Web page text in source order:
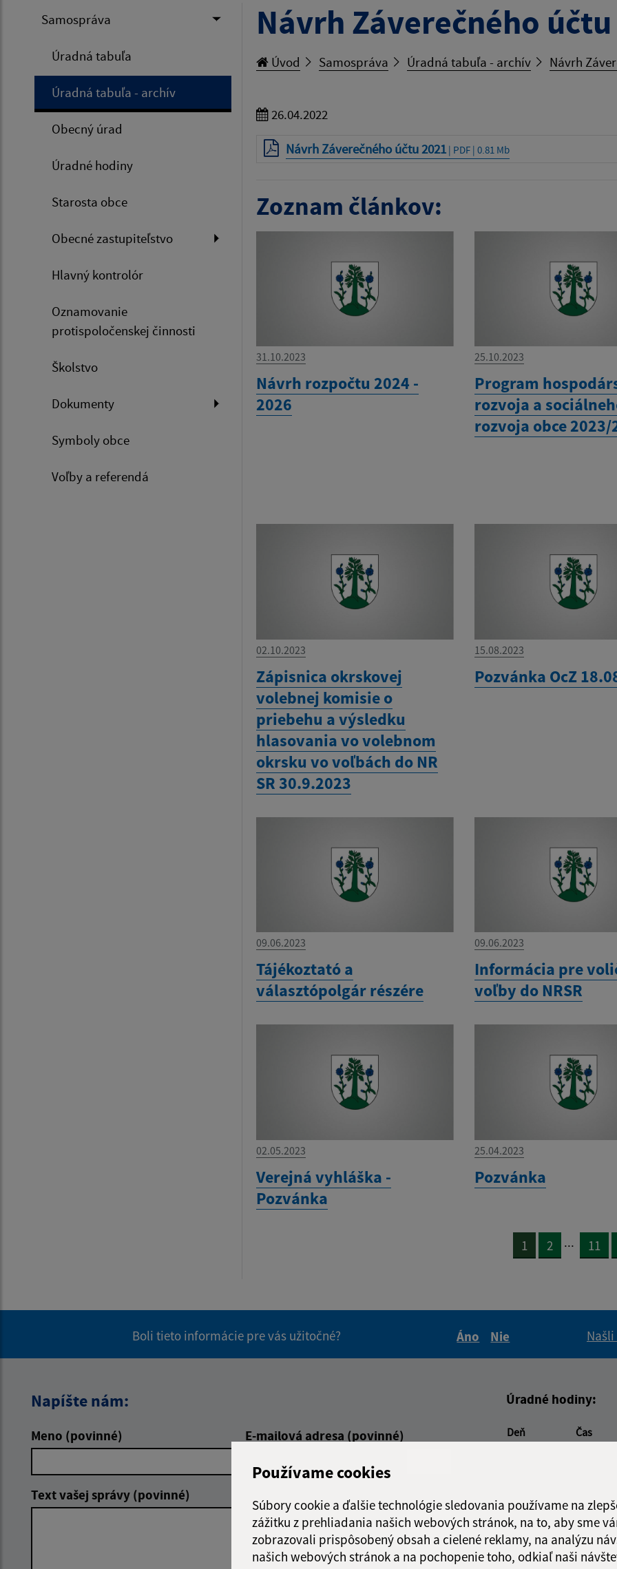
Používame cookies
Súbory cookie a ďalšie technológie sledovania používame na
zážitku z prehliadania našich webových stránok, na to, aby sme
zobrazovali prispôsobený obsah a cielené reklamy, na analýzu
našich webových stránok a na pochopenie toho, odkiaľ naši
Samospráva
Úradná tabuľa
Úradná tabuľa - archív
Obecný úrad
Úradné hodiny
Starosta obce
Obecné zastupiteľstvo
Hlavný kontrolór
Oznamovanie
protispoločenskej činnosti
Školstvo
Dokumenty
Symboly obce
Voľby a referendá
Návrh Záverečného
Úvod Samospráva Úradná tabuľa - archív Návrh
26.04.2022
Návrh Záverečného účtu 2021| PDF | 0.81 Mb
Zoznam článkov:
31.10.2023
Návrh rozpočtu 2024 -
2026
25.10.2023
Program
rozvoja a
rozvoja obce 2023/
02.10.2023
Zápisnica okrskovej
volebnej komisie o
priebehu a výsledku
hlasovania vo volebnom
okrsku vo voľbách do NR
SR 30.9.2023
15.08.2023
Pozvánka OcZ
09.06.2023
Tájékoztató a
választópolgár részére
09.06.2023
Informácia pre
voľby do NRSR
02.05.2023
Verejná vyhláška -
Pozvánka
25.04.2023
Pozvánka
1 2 ... 11
Boli tieto informácie pre vás užitočné?
Áno
Nie
Napíšte nám:
Meno (povinné) E-mailová adresa (povinné)
Text vašej správy (povinné)
Úradné hodiny:
Deň
Čas
Štvrtok:
Piatok:
7:30 -
Obedňajšia